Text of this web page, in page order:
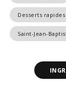
Desserts rapides
Saint-Jean-